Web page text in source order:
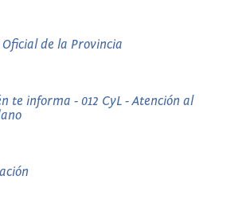
de la Provincia
te informa - 012 CyL - Atención al